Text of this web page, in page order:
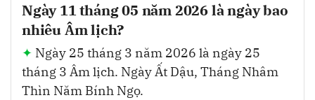
Ngày 11 tháng 05 năm 2026 là ngày bao
nhiêu Âm lịch?
Ngày 25 tháng 3 năm 2026 là ngày 25
tháng 3 Âm lịch. Ngày Ất Dậu, Tháng Nhâm
Thìn Năm Bính Ngọ.